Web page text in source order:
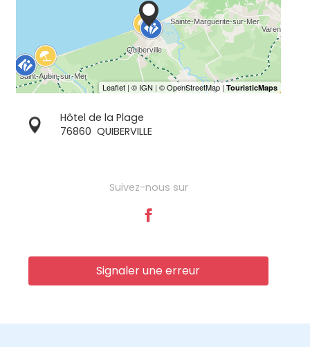
Hôtel de la Plage
76860 QUIBERVILLE
Suivez-nous sur
Signaler une erreur